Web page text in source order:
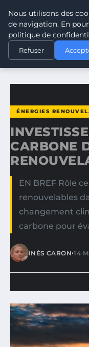
CLIMATE
ACCUEIL
ÉNERGIES
INVESTISSEMENT ET
ÉNERGIES
CARBONE
EN BREF Rôle
renouvelables
changement
carbone pour
INÈS CARON•14
Nous utilisons des
de navigation. En
politique de
Refuser